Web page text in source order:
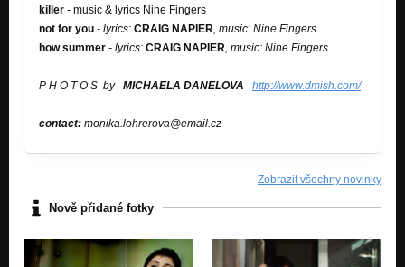
killer - music & lyrics Nine Fingers
not for you - lyrics: CRAIG NAPIER music: Nine Fingers
how summer - lyrics: CRAIG NAPIER music: Nine Fingers
P H O T O S by MICHAELA DANELOVA http://www.dmish.com/
contact: monika.lohrerova@email.cz
Zobrazit všechny novinky
Nově přidané fotky